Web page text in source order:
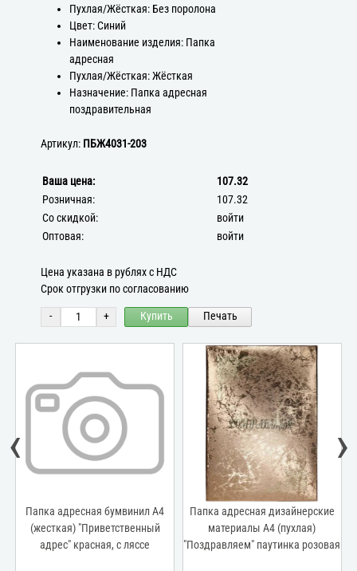
Пухлая/Жёсткая: Без поролона
Цвет: Синий
Наименование изделия: Папка
адресная
Пухлая/Жёсткая: Жёсткая
Назначение: Папка адресная
поздравительная
Артикул: ПБЖ4031-203
Ваша цена:
107.32
Розничная:
107.32
Со скидкой:
войти
Оптовая:
войти
Цена указана в рублях с НДС
Срок отгрузки по согласованию
- + Купить Печать
Папка адресная бумвинил А4
(жесткая) "Приветственный
адрес" красная, с ляссе
Папка адресная дизайнерские
материалы А4 (пухлая)
"Поздравляем" паутинка розовая
‹ ›